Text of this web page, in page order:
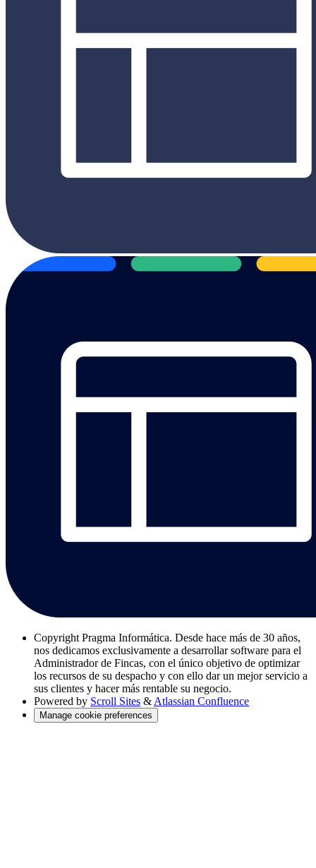
Copyright Pragma Informática. Desde hace más de 30 años,
nos dedicamos exclusivamente a desarrollar software para el
Administrador de Fincas, con el único objetivo de optimizar
los recursos de su despacho y con ello dar un mejor servicio a
sus clientes y hacer más rentable su negocio.
Powered by Scroll Sites & Atlassian Confluence
Manage cookie preferences